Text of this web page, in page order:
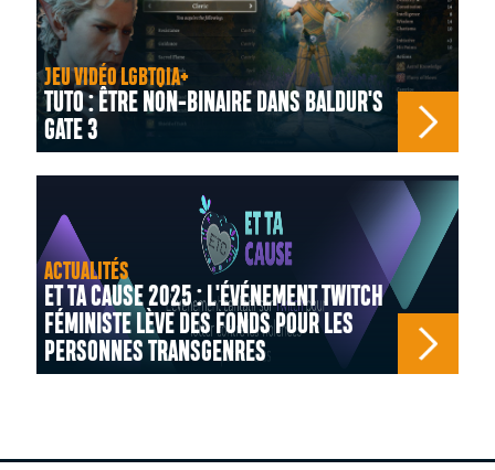
JEU VIDÉO LGBTQIA+
TUTO : ÊTRE NON-BINAIRE DANS BALDUR'S
GATE 3
ACTUALITÉS
ET TA CAUSE 2025 : L'ÉVÉNEMENT TWITCH
FÉMINISTE LÈVE DES FONDS POUR LES
PERSONNES TRANSGENRES